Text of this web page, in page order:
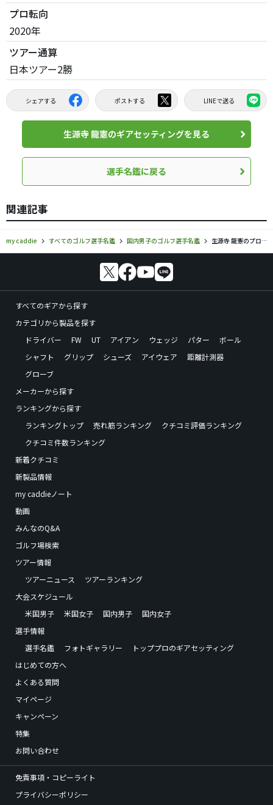
プロ転向
2020年
ツアー通算
日本ツアー2勝
シェアする ポストする LINEで送る
生源寺 龍憲のギアセッティングを見る
選手名鑑に戻る
関連記事
my caddie すべてのゴルフ選手名鑑 国内男子のゴルフ選手名鑑 生源寺 龍憲のプロフィール・ツアー成績
すべてのギアから探す
カテゴリから製品を探す
ドライバー
FW UT アイアン ウェッジ パター
ボール
シャフト
グリップ シューズ アイウェア
距離計測器
グローブ
メーカーから探す
ランキングから探す
ランキングトップ
売れ筋ランキング
クチコミ評価ランキング
クチコミ件数ランキング
新着クチコミ
新製品情報
my caddieノート
動画
みんなのQ&A
ゴルフ場検索
ツアー情報
ツアーニュース
ツアーランキング
大会スケジュール
米国男子
米国女子 国内男子
国内女子
選手情報
選手名鑑
フォトギャラリー
トッププロのギアセッティング
はじめての方へ
よくある質問
マイページ
キャンペーン
特集
お問い合わせ
免責事項・コピーライト
プライバシーポリシー